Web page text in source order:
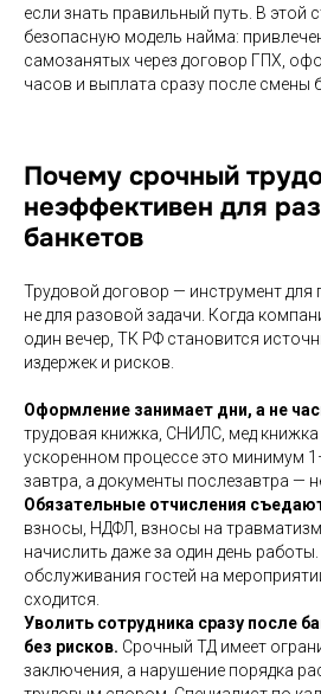
если знать правильный путь. В этой
безопасную модель найма:
самозанятых через договор ГПХ,
часов и выплата сразу после смены
Почему срочный
неэффективен для
банкетов
Трудовой договор — инструмент для
не для разовой задачи. Когда
один вечер, ТК РФ становится
издержек и рисков.
Оформление занимает дни, а не
трудовая книжка, СНИЛС, мед
ускоренном процессе это минимум
завтра, а документы послезавтра —
Обязательные отчисления
взносы, НДФЛ, взносы на
начислить даже за один день
обслуживания гостей на
сходится.
Уволить сотрудника сразу после
без рисков. Срочный ТД имеет
заключения, а нарушение порядка